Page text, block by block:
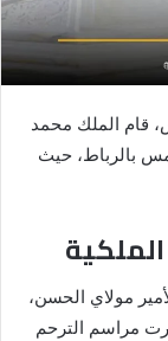
قام الملك محمد
بالرباط، حيث
مولاي الحسن،
مراسم الترحم